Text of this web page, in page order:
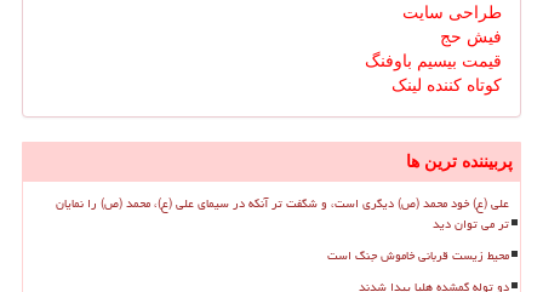
طراحی سایت
فیش حج
قیمت بیسیم باوفنگ
کوتاه کننده لینک
پربیننده ترین ها
علی (ع) خود محمد (ص) دیگری است، و شگفت تر آنکه در سیمای علی (ع)، محمد (ص) را نمایان
تر می توان دید
محیط زیست قربانی خاموش جنگ است